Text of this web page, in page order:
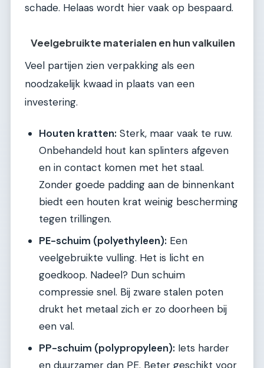
schade. Helaas wordt hier vaak op bespaard.
Veelgebruikte materialen en hun valkuilen
Veel partijen zien verpakking als een
noodzakelijk kwaad in plaats van een
investering.
Houten kratten: Sterk, maar vaak te ruw.
Onbehandeld hout kan splinters afgeven
en in contact komen met het staal.
Zonder goede padding aan de binnenkant
biedt een houten krat weinig bescherming
tegen trillingen.
PE-schuim (polyethyleen): Een
veelgebruikte vulling. Het is licht en
goedkoop. Nadeel? Dun schuim
compressie snel. Bij zware stalen poten
drukt het metaal zich er zo doorheen bij
een val.
PP-schuim (polypropyleen): Iets harder
en duurzamer dan PE. Beter geschikt voor